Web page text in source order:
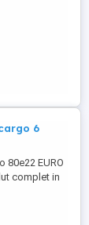
din
cu
un aspect
6
80e22 EURO
complet in
. Pate fi